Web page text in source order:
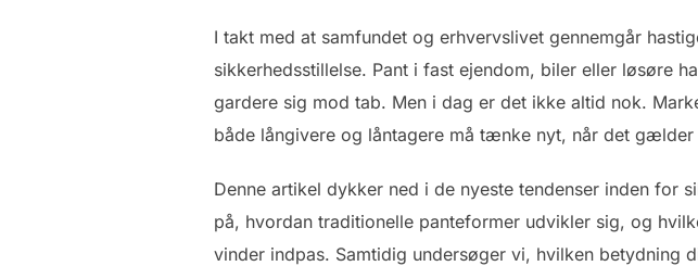
I takt med at samfundet og erhvervslivet gennemgår
sikkerhedsstillelse. Pant i fast ejendom, biler eller løsøre
gardere sig mod tab. Men i dag er det ikke altid nok.
både långivere og låntagere må tænke nyt, når det
Denne artikel dykker ned i de nyeste tendenser inden
på, hvordan traditionelle panteformer udvikler sig, og
vinder indpas. Samtidig undersøger vi, hvilken